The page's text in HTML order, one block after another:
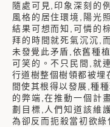
隨處可見,印象深刻的
風格的居住環境,陽光
結果可想而知,可憐的
拜的時間就死氣沉沉,
未發覺此矛盾,依舊種
可笑的。不只民間,就
行道樹整個樹領都被埋
間使其根得以發展,種
的弊端,在推動一個計
劃目標,人們知道該維
為卻反而扼殺當初欲